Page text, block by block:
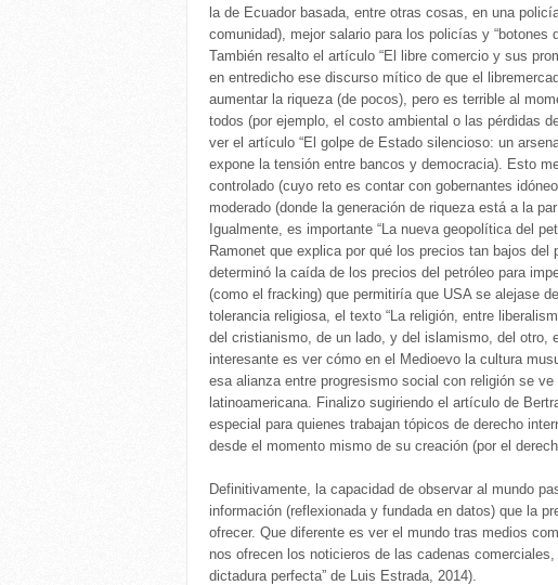
la de Ecuador basada, entre otras cosas, en una
comunidad), mejor salario para los policías y “botones
También resalto el artículo “El libre comercio y sus
en entredicho ese discurso mítico de que el
aumentar la riqueza (de pocos), pero es terrible al
todos (por ejemplo, el costo ambiental o las pérdidas
ver el artículo “El golpe de Estado silencioso: un
expone la tensión entre bancos y democracia). Esto
controlado (cuyo reto es contar con gobernantes
moderado (donde la generación de riqueza está a la
Igualmente, es importante “La nueva geopolítica del
Ramonet que explica por qué los precios tan bajos
determinó la caída de los precios del petróleo para
(como el fracking) que permitiría que USA se alejase
tolerancia religiosa, el texto “La religión, entre
del cristianismo, de un lado, y del islamismo, del
interesante es ver cómo en el Medioevo la cultura
esa alianza entre progresismo social con religión se
latinoamericana. Finalizo sugiriendo el artículo de
especial para quienes trabajan tópicos de derecho
desde el momento mismo de su creación (por el
Definitivamente, la capacidad de observar al mundo
información (reflexionada y fundada en datos) que la
ofrecer. Que diferente es ver el mundo tras medios
nos ofrecen los noticieros de las cadenas
dictadura perfecta” de Luis Estrada, 2014).